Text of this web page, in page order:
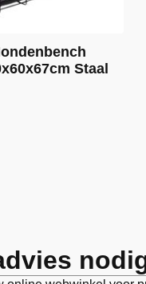
Staal